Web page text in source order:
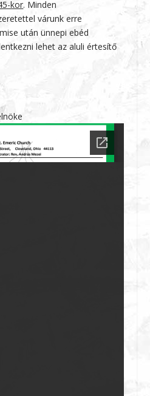
kor. Minden
várunk erre
után ünnepi ebéd
lehet az aluli értesítő